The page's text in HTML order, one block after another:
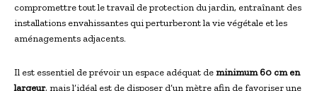
compromettre tout le travail de protection du jardin, entraînant des
installations envahissantes qui perturberont la vie végétale et les
aménagements adjacents.
Il est essentiel de prévoir un espace adéquat deminimum 60 cm en
largeur, mais l’idéal est de disposer d’un mètre afin de favoriser une